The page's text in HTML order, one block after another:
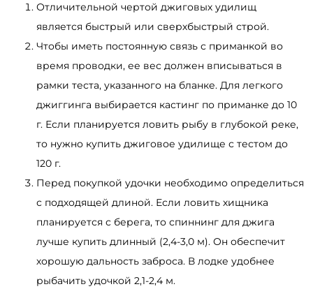
Отличительной чертой джиговых удилищ
является быстрый или сверхбыстрый строй.
Чтобы иметь постоянную связь с приманкой во
время проводки, ее вес должен вписываться в
рамки теста, указанного на бланке. Для легкого
джиггинга выбирается кастинг по приманке до 10
г. Если планируется ловить рыбу в глубокой реке,
то нужно купить джиговое удилище с тестом до
120 г.
Перед покупкой удочки необходимо определиться
с подходящей длиной. Если ловить хищника
планируется с берега, то спиннинг для джига
лучше купить длинный (2,4-3,0 м). Он обеспечит
хорошую дальность заброса. В лодке удобнее
рыбачить удочкой 2,1-2,4 м.